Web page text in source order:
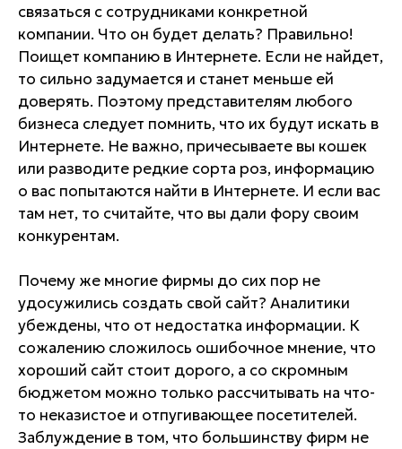
связаться с сотрудниками конкретной
компании. Что он будет делать? Правильно!
Поищет компанию в Интернете. Если не найдет,
то сильно задумается и станет меньше ей
доверять. Поэтому представителям любого
бизнеса следует помнить, что их будут искать в
Интернете. Не важно, причесываете вы кошек
или разводите редкие сорта роз, информацию
о вас попытаются найти в Интернете. И если вас
там нет, то считайте, что вы дали фору своим
конкурентам.
Почему же многие фирмы до сих пор не
удосужились создать свой сайт? Аналитики
убеждены, что от недостатка информации. К
сожалению сложилось ошибочное мнение, что
хороший сайт стоит дорого, а со скромным
бюджетом можно только рассчитывать на что-
то неказистое и отпугивающее посетителей.
Заблуждение в том, что большинству фирм не